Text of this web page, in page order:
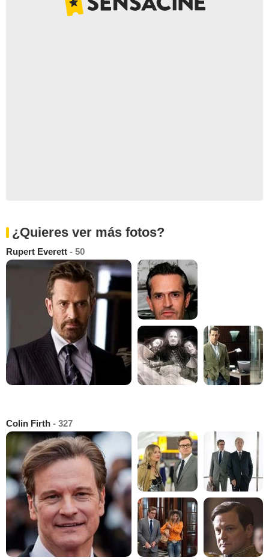
¿Quieres ver más fotos?
Rupert Everett - 50
Colin Firth - 327